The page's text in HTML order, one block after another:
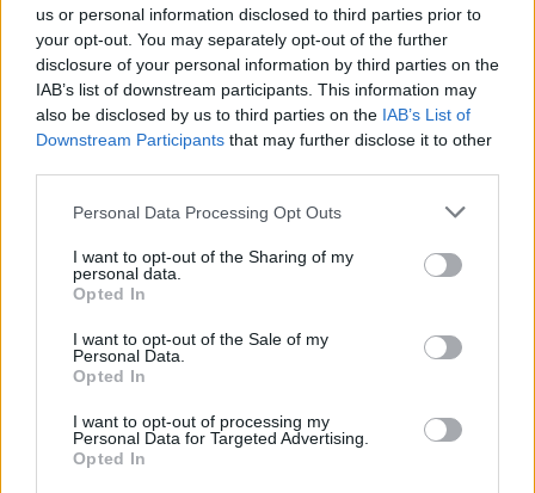
us or personal information disclosed to third parties prior to
your opt-out. You may separately opt-out of the further
disclosure of your personal information by third parties on the
IAB’s list of downstream participants. This information may
also be disclosed by us to third parties on the IAB’s List of
Downstream Participants that may further disclose it to other
Personal Data Processing Opt Outs
I want to opt-out of the Sharing of my
personal data.
Opted In
I want to opt-out of the Sale of my
Personal Data.
Opted In
I want to opt-out of processing my
Personal Data for Targeted Advertising.
Opted In